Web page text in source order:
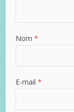
Nom *
E-mail *